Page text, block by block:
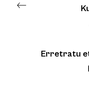
Erretratu